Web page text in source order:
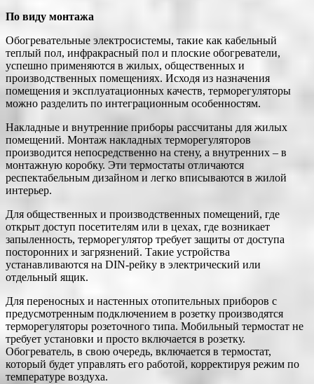
По виду монтажа
Обогревательные электросистемы, такие как кабельный
теплый пол, инфракрасный пол и плоские обогреватели,
успешно применяются в жилых, общественных и
производственных помещениях. Исходя из назначения
помещения и эксплуатационных качеств, терморегуляторы
можно разделить по интеграционным особенностям.
Накладные и внутренние приборы рассчитаны для жилых
помещений. Монтаж накладных терморегуляторов
производится непосредственно на стену, а внутренних ‒ в
монтажную коробку. Эти термостаты отличаются
респектабельным дизайном и легко вписываются в жилой
интерьер.
Для общественных и производственных помещений, где
открыт доступ посетителям или в цехах, где возникает
запыленность, терморегулятор требует защиты от доступа
посторонних и загрязнений. Такие устройства
устанавливаются на DIN-рейку в электрический или
отдельный ящик.
Для переносных и настенных отопительных приборов с
предусмотренным подключением в розетку производятся
терморегуляторы розеточного типа. Мобильный термостат не
требует установки и просто включается в розетку.
Обогреватель, в свою очередь, включается в термостат,
который будет управлять его работой, корректируя режим по
температуре воздуха.